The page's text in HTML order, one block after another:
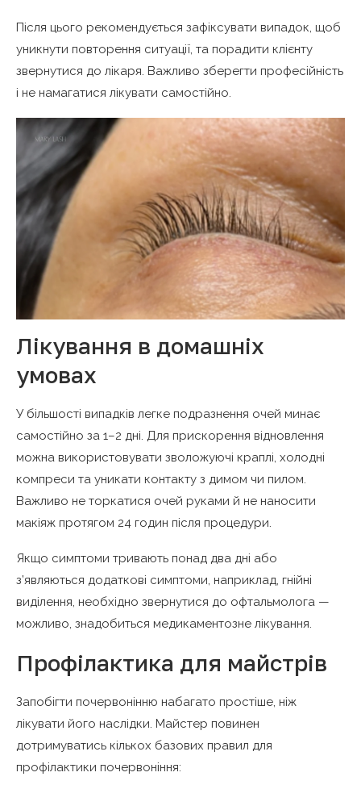
Після цього рекомендується зафіксувати випадок, щоб
уникнути повторення ситуації, та порадити клієнту
звернутися до лікаря. Важливо зберегти професійність
і не намагатися лікувати самостійно.
Лікування в домашніх
умовах
У більшості випадків легке подразнення очей минає
самостійно за 1–2 дні. Для прискорення відновлення
можна використовувати зволожуючі краплі, холодні
компреси та уникати контакту з димом чи пилом.
Важливо не торкатися очей руками й не наносити
макіяж протягом 24 годин після процедури.
Якщо симптоми тривають понад два дні або
з’являються додаткові симптоми, наприклад, гнійні
виділення, необхідно звернутися до офтальмолога —
можливо, знадобиться медикаментозне лікування.
Профілактика для майстрів
Запобігти почервонінню набагато простіше, ніж
лікувати його наслідки. Майстер повинен
дотримуватись кількох базових правил для
профілактики почервоніння: